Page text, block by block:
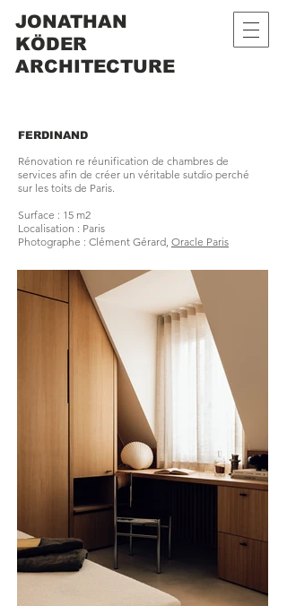
JONATHAN
KÖDER
ARCHITECTURE
FERDINAND
Rénovation re réunification de chambres de
services afin de créer un véritable sutdio perché
sur les toits de Paris.
Surface : 15 m2
Localisation : Paris
Photographe : Clément Gérard, Oracle Paris